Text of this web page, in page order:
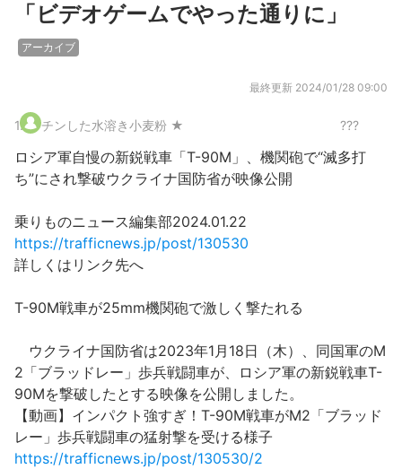
「ビデオゲームでやった通りに」
アーカイブ
最終更新 2024/01/28 09:00
1. チンした水溶き小麦粉 ★ ???
ロシア軍自慢の新鋭戦車「T-90M」、機関砲で“滅多打
ち”にされ撃破ウクライナ国防省が映像公開
乗りものニュース編集部2024.01.22
https://trafficnews.jp/post/130530
詳しくはリンク先へ
T-90M戦車が25mm機関砲で激しく撃たれる
ウクライナ国防省は2023年1月18日（木）、同国軍のM
2「ブラッドレー」歩兵戦闘車が、ロシア軍の新鋭戦車T-
90Mを撃破したとする映像を公開しました。
【動画】インパクト強すぎ！T-90M戦車がM2「ブラッド
レー」歩兵戦闘車の猛射撃を受ける様子
https://trafficnews.jp/post/130530/2